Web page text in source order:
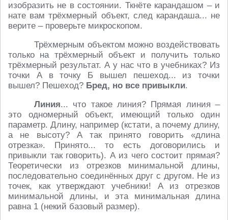
изобразить не в состоянии. Ткнёте карандашом – и
нате вам трёхмерный объект, след карандаша... не
верите – проверьте микроскопом.
Трёхмерным объектом можно воздействовать
только на трёхмерный объект и получить только
трёхмерный результат. А у нас что в учебниках? Из
точки А в точку Б вышел пешеход... из точки
вышел? Пешеход? Бред, но все привыкли.
Линия... что такое линия? Прямая линия –
это одномерный объект, имеющий только один
параметр. Длину, например (кстати, а почему длину,
а не высоту? А так принято говорить «длина
отрезка». Принято... то есть договорились и
привыкли так говорить). А из чего состоит прямая?
Теоретически из отрезков минимальной длины,
последовательно соединённых друг с другом. Не из
точек, как утверждают учебники! А из отрезков
минимальной длины, и эта минимальная длина
равна 1 (некий базовый размер).